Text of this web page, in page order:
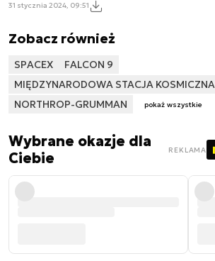
31 stycznia 2024, 09:51
Zobacz również
SPACEX
FALCON 9
MIĘDZYNARODOWA STACJA KOSMICZNA
NORTHROP-GRUMMAN
pokaż wszystkie
Wybrane okazje dla
Ciebie
REKLAMA